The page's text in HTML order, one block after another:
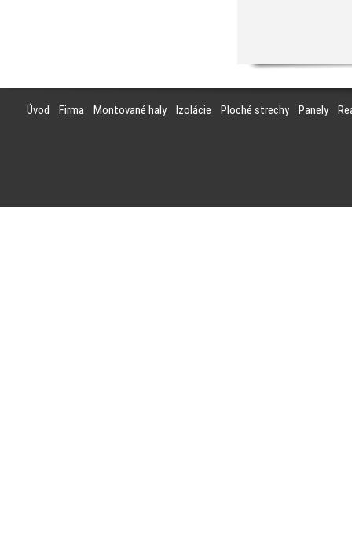
Úvod Firma Montované haly Izolácie Ploché strechy Panely